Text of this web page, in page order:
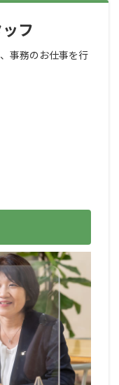
フ
事務のお仕事を行